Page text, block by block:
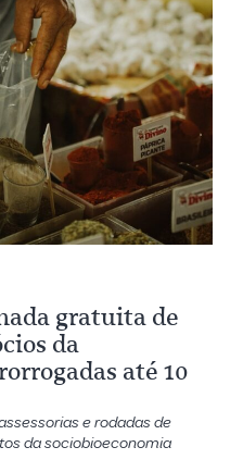
gratuita de
da
até 10
e rodadas de
da sociobioeconomia